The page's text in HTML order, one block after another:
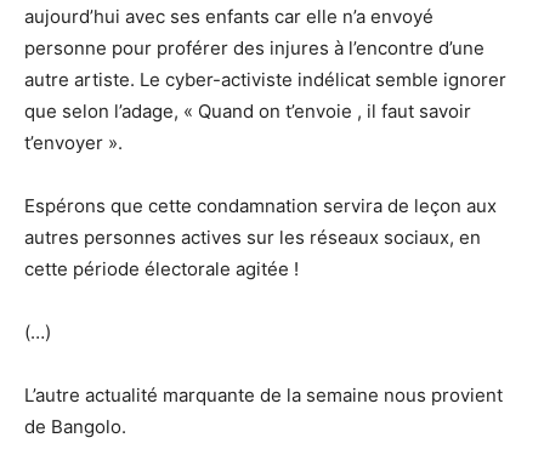
aujourd’hui avec ses enfants car elle n’a envoyé
personne pour proférer des injures à l’encontre d’une
autre artiste. Le cyber-activiste indélicat semble ignorer
que selon l’adage, « Quand on t’envoie , il faut savoir
t’envoyer ».
Espérons que cette condamnation servira de leçon aux
autres personnes actives sur les réseaux sociaux, en
cette période électorale agitée !
(…)
L’autre actualité marquante de la semaine nous provient
de Bangolo.